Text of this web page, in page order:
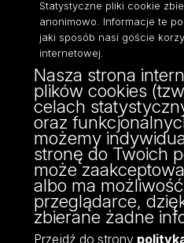
ul. Pomorska 171/173
90-236 Łódź
kontakt@filologia.uni.lodz.pl
tel: 42/665 51 06
fax: 42/665 52 54
Statystyczne pliki cookie
anonimowo. Informacje te
jaki sposób nasi goście
internetowej.
Nasza strona
plików cookies
celach
oraz
możemy
stronę do Twoich
może
albo ma
przeglądarce,
zbierane żadne
Przejdź do strony